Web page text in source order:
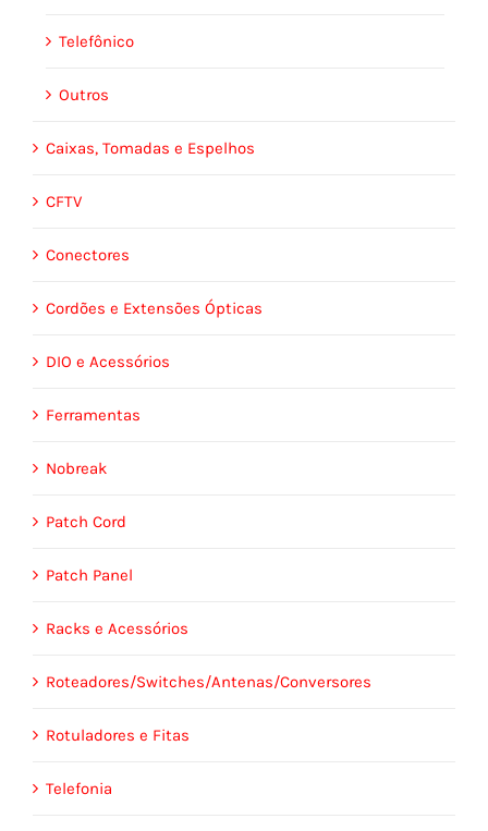
Telefônico
Outros
Caixas, Tomadas e Espelhos
CFTV
Conectores
Cordões e Extensões Ópticas
DIO e Acessórios
Ferramentas
Nobreak
Patch Cord
Patch Panel
Racks e Acessórios
Roteadores/Switches/Antenas/Conversores
Rotuladores e Fitas
Telefonia